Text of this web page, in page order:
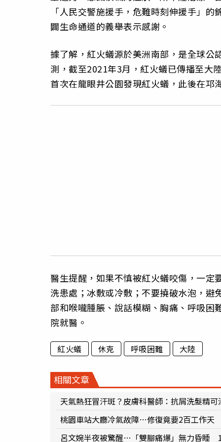
「人民交警施援手，危難時刻伸援手」
闢生命通道的義舉表示感謝。
據了解，紅火蟻源於美洲南部，是全球公
測，截至2021年3月，紅火蟻已傳播至大
首次在龍眼井公園發現紅火蟻，此後在
醫生提醒，如果不慎被紅火蟻咬傷，一定
洗患處；冰敷或冷敷；不要撓破水泡，
部和喉嚨腫脹、說話模糊、胸痛、呼吸
院就醫。
紅火蟻 休克 呼吸困難 大陸
相關文章
天氣熱狂冒汗斑？皮膚科醫師：抗屑洗髮精
桃園車站大廳冷氣故障…修復竟要2百工作
呂文婉半夜被驚醒…「雙腳痛爆」無力昏睡